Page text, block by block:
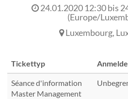
24.01.2020 12:30bis
(Europe/
Luxembourg,
Tickettyp
Séance d'information
Master Management